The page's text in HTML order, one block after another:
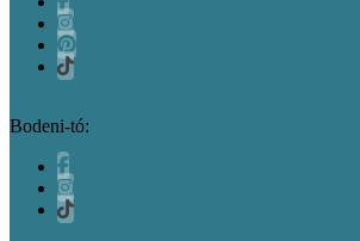
Bodeni-tó: